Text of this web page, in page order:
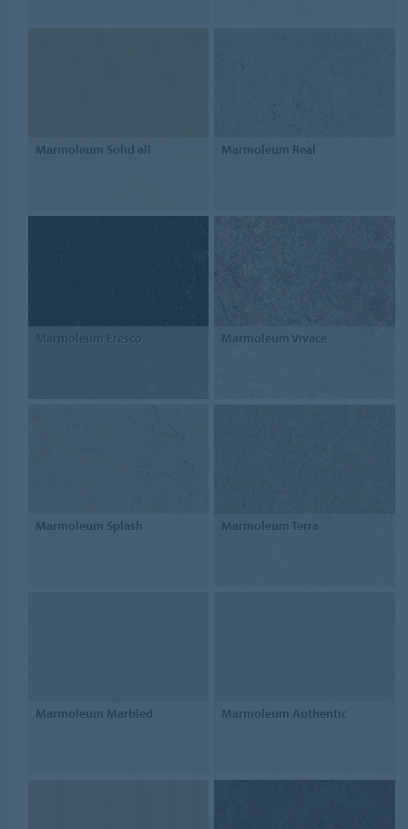
Marmoleum Solid all Marmoleum Real
Marmoleum Fresco Marmoleum Vivace
Marmoleum Splash Marmoleum Terra
Marmoleum Marbled Marmoleum Authentic